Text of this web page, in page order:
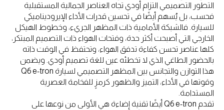
التطور التصميمي التزام أودي تجاه العناصر الجمالية المستقبلية
فحسب، بل يُسهم أيضًا في تحسين قدرات الأداء الإيروديناميكي
للسيارة. فالشبكة الأمامية ذات المظهر الجريء، وخطوط الهيكل
الخارجي التي أصبحت أكثر حدة، وفتحات الهواء ذات التصميم المبتكر،
كلها عناصر تحسن كفاءة تدفق الهواء، وتحتفظ في الوقت ذاته
بالحضور الطاغي الذي لا تخطئه عين للغة تصميم أودي. ويضمن
هذا التوازن والتجانس بين المظهر التصميمي لسيارة Q6 e-tron
وقوتها في الأداء، التميز والظهور كرمزٍ للفخامة العصرية
المستدامة.
تقدم Q6 e-tron أيضًا تقنية إضاءة هي الأولى من نوعها على